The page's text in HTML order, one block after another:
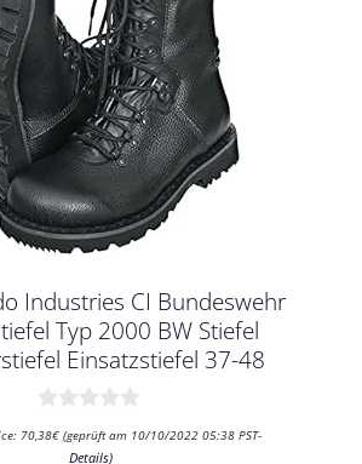
Industries CI Bundeswehr
Typ 2000 BW Stiefel
Einsatzstiefel 37-48
v
70,38€ (geprüft am 10/10/2022 05:38 PST-
Details)